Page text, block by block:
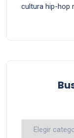
cultura hip-hop
Busca